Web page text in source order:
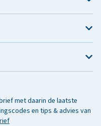
met daarin de laatste
en tips & advies van